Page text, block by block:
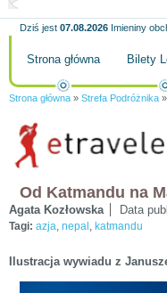
Dziś jest 07.08.2026 Imieniny
Strona główna Bilety
Strona główna » Strefa Podróżnika »
Od Katmandu na
Agata Kozłowska Data
Tagi: azja, nepal , katmandu
Ilustracja wywiadu z